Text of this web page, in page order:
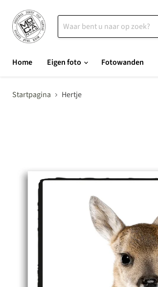
Home
Eigen foto Fotowanden
Startpagina Hertje